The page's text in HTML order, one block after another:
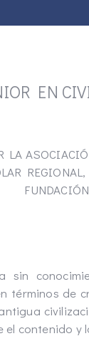
EN
LA
sin
términos de
el contenido y